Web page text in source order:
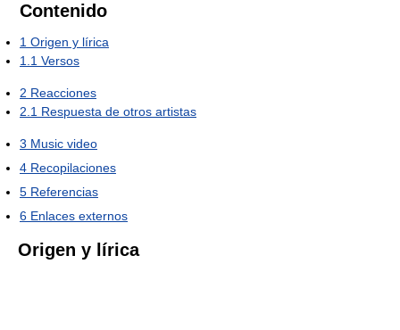
Contenido
1 Origen y lírica
1.1 Versos
2 Reacciones
2.1 Respuesta de otros artistas
3 Music video
4 Recopilaciones
5 Referencias
6 Enlaces externos
Origen y lírica